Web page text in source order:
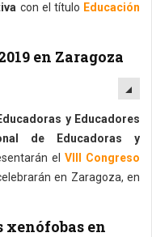
con el título Educación
en Zaragoza
y Educadores
de Educadoras y
el VIII Congreso
en Zaragoza, en
xenófobas en